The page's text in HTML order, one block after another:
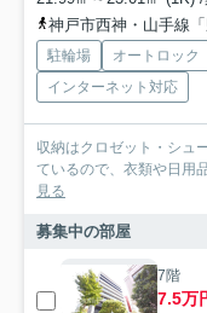
神戸市西神・山手線
駐輪場 オートロック
インターネット対応
収納はクロゼット・シュ
ているので、衣類や日用
見る
募集中の部屋
7階
7.5万